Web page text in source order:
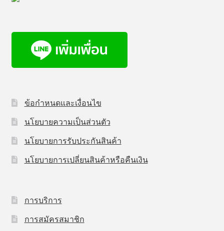
ข้อกำหนดและเงื่อนไข
นโยบายความเป็นส่วนตัว
นโยบายการรับประกันสินค้า
นโยบายการเปลี่ยนสินค้าหรือคืนเงิน
การบริการ
การสมัครสมาชิก